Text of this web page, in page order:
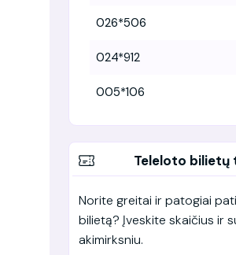
026*506
024*912
005*106
Teleloto bilietų
Norite greitai ir patogiai
bilietą? Įveskite skaičius ir
akimirksniu.